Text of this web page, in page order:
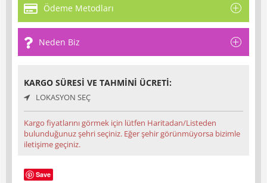
Ödeme Metodları
Neden Biz
KARGO SÜRESI VE TAHMINI ÜCRETI:
LOKASYON SEÇ
Kargo fiyatlarını görmek için lütfen Haritadan/Listeden
bulunduğunuz şehri seçiniz. Eğer şehir görünmüyorsa bizimle
iletişime geçiniz.
Save